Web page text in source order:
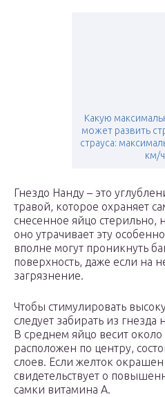
Какую
может развить
страуса:
км/ч
Гнездо Нанду – это
травой, которое охраняет
снесенное яйцо стерильно,
оно утрачивает эту
вполне могут проникнуть
поверхность, даже если на
загрязнение.
Чтобы стимулировать
следует забирать из
В среднем яйцо весит
расположен по центру,
слоев. Если желток
свидетельствует о
самки витамина А.